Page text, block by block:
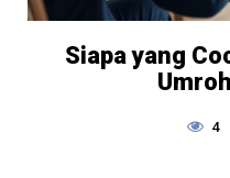
Siapa yang
4